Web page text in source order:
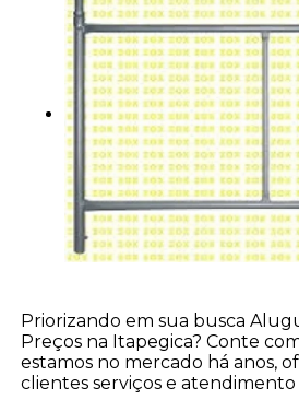
Priorizando em sua busca
Preços na Itapegica? Conte
estamos no mercado há anos,
clientes serviços e